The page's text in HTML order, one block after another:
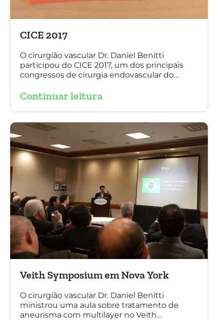
CICE 2017
O cirurgião vascular Dr. Daniel Benitti
participou do CICE 2017, um dos principais
congressos de cirurgia endovascular do
sobre a experiência brasileira no tratamento
multilayer. Mais de 200 pacientes operados
sem nenhum caso de paraplegia!
Continuar leitura
Veith Symposium em Nova York
O cirurgião vascular Dr. Daniel Benitti
ministrou uma aula sobre tratamento de
aneurisma com multilayer no Veith